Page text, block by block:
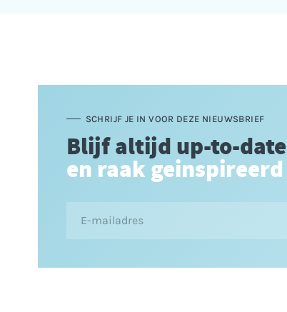
SCHRIJF JE IN VOOR DEZE NIEUWSBRIEF
Blijf altijd up-to-date
en raak geinspireerd